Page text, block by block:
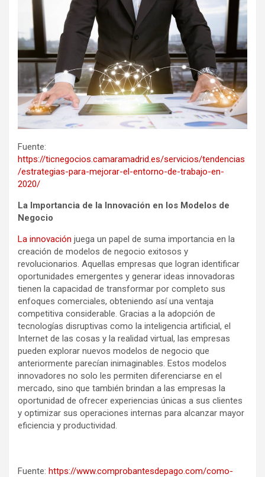
Fuente:
https://ticnegocios.camaramadrid.es/servicios/tendencias
/estrategias-para-mejorar-el-entorno-de-trabajo-en-
2020/
La Importancia de la Innovación en los Modelos de
Negocio
La innovación juega un papel de suma importancia en la
creación de modelos de negocio exitosos y
revolucionarios. Aquellas empresas que logran identificar
oportunidades emergentes y generar ideas innovadoras
tienen la capacidad de transformar por completo sus
enfoques comerciales, obteniendo así una ventaja
competitiva considerable. Gracias a la adopción de
tecnologías disruptivas como la inteligencia artificial, el
Internet de las cosas y la realidad virtual, las empresas
pueden explorar nuevos modelos de negocio que
anteriormente parecían inimaginables. Estos modelos
innovadores no solo les permiten diferenciarse en el
mercado, sino que también brindan a las empresas la
oportunidad de ofrecer experiencias únicas a sus clientes
y optimizar sus operaciones internas para alcanzar mayor
eficiencia y productividad.
Fuente: https://www.comprobantesdepago.com/como-